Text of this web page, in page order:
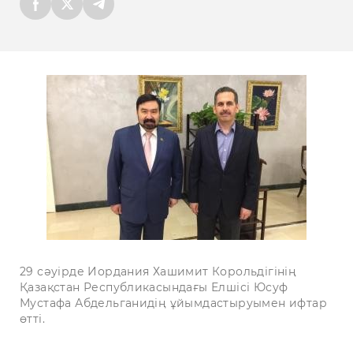
29 сәуірде Иордания Хашимит Корольдігінің
Қазақстан Республикасындағы Елшісі Юсуф
Мустафа Абдельганидің ұйымдастыруымен ифтар
өтті.